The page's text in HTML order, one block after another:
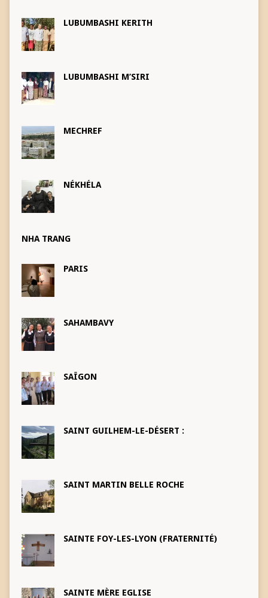
LUBUMBASHI KERITH
LUBUMBASHI M’SIRI
MECHREF
NÉKHÉLA
NHA TRANG
PARIS
SAHAMBAVY
SAÏGON
SAINT GUILHEM-LE-DÉSERT :
SAINT MARTIN BELLE ROCHE
SAINTE FOY-LES-LYON (FRATERNITÉ)
SAINTE MÈRE EGLISE